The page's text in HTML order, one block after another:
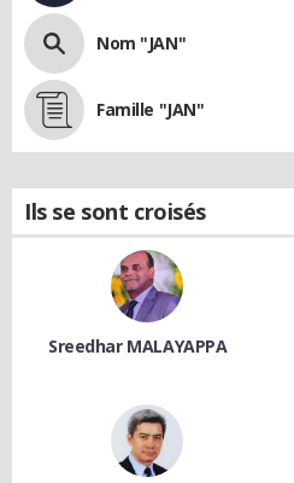
Nom "JAN"
Famille "JAN"
Ils se sont croisés
Sreedhar MALAYAPPA